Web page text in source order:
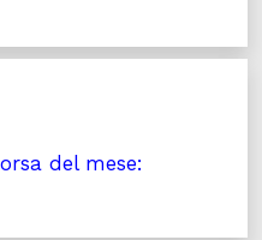
del mese: